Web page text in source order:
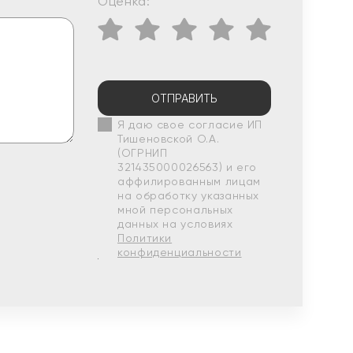
ОТПРАВИТЬ
Я даю свое согласие ИП
Тишеновской О.А.
(ОГРНИП
321435000026563) и его
аффилированным лицам
на обработку указанных
мной персональных
данных на условиях
Политики
конфиденциальности